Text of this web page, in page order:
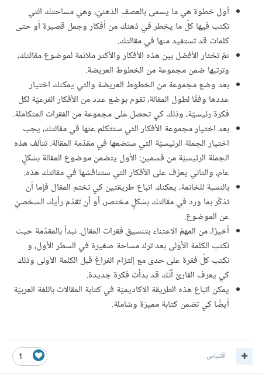
أول خطوة هي ما يسمى بالعصف الذهنيّ، وهي مساحتك التي
تكتب فيها كلّ ما يخطر في ذهنك من أفكار وجمل قصيرة أو حتى
كلمات قد تستفيد منها في مقالتك.
ثمّ تختار الأفضل بين هذه الأفكار والأكثر ملائمة لموضوع مقالتك،
وترتبها ضمن مجموعة من الخطوط العريضة.
بعد وضع مجموعة من الخطوط العريضة والتي يمكنك اختيار
عددها وفقًا لطول المقالة، تقوم بوضع عدد من الأفكار الفرعيّة لكل
فكرة رئيسيّة، وذلك كي تحصل على مجموعة من الفقرات المتكاملة.
بعد اختيار مجموعة الأفكار التي ستتكلم عنها في مقالتك، يجب
اختيار الجملة الرئيسيّة التي ستضعها في مقدّمة المقالة. تتألف هذه
الجملة الرئيسيّة من قسمين: الأول يتضمن موضوع المقالة بشكلٍ
عام، والثاني يعرّف على الأفكار التي ستناقشها في مقالتك هذه.
بالنسبة للخاتمة، يمكنك اتباع طريقتين كي تختم المقال فإما أن
تذكّر بما ورد في مقالتك بشكلٍ مختصر، أو أن تقدّم رأيك الشخصيّ
عن الموضوع.
أخيرًا، من المهمّ الاعتناء بتنسيق فقرات المقال. نبدأ بالمقدّمة حيث
نكتب الكلمة الأولى بعد ترك مساحة صغيرة في السطر الأول، و
نكتب كلّ فقرة على حدى مع إلتزام الفراغ قبل الكلمة الأولى وذلك
كي يعرف القارئ أنّك قد بدأت فكرة جديدة.
يمكن اتباع هذه الطريقة الاكاديميّة في كتابة المقالات باللغة العربيّة
أيضًا كي تضمن كتابة مميزة وشاملة.
1 اقتباس